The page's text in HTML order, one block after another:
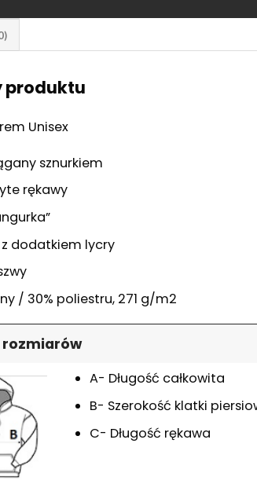
produktu
Unisex
sznurkiem
rękawy
dodatkiem lycry
/ 30% poliestru, 271 g/m2
rozmiarów
A- Długość całkowita
B- Szerokość klatki
C- Długość rękawa